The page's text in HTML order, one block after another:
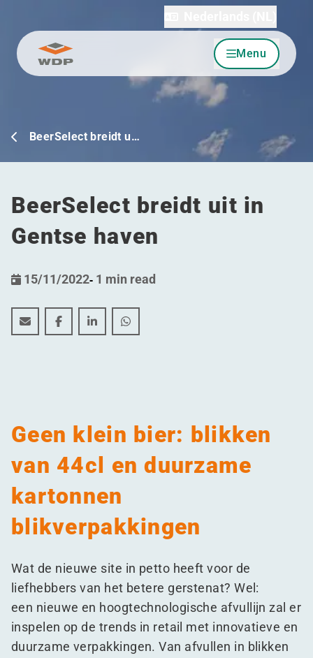
Ga naar inhoud Menu
BeerSelect breidt u…
BeerSelect breidt uit in
Gentse haven
15/11/2022- 1 min read
BeerSelect breidt uit in Gentse haven
BeerSelect breidt uit in Gentse haven
BeerSelect breidt uit in Gentse haven
BeerSelect breidt uit in Gentse
Geen klein bier: blikken
van 44cl en duurzame
kartonnen
blikverpakkingen
Wat de nieuwe site in petto heeft voor de
liefhebbers van het betere gerstenat? Wel:
een nieuwe en hoogtechnologische afvullijn zal er
inspelen op de trends in retail met innovatieve en
duurzame verpakkingen. Van afvullen in blikken